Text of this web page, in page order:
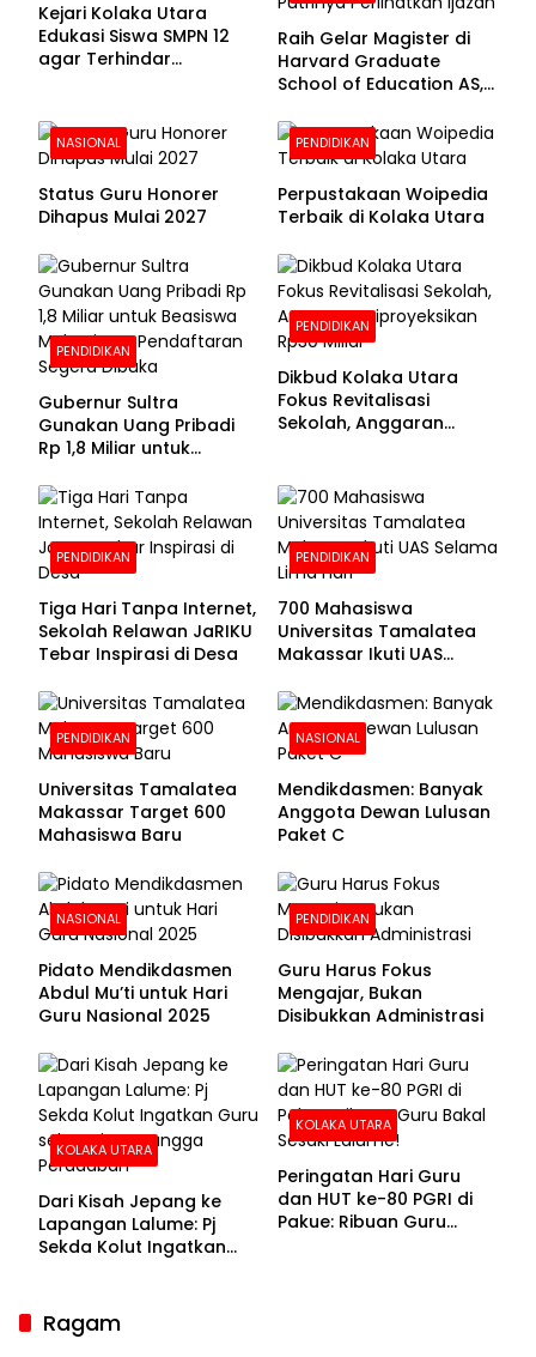
Kejari Kolaka Utara
Edukasi Siswa SMPN 12
agar Terhindar
Raih Gelar Magister di
Harvard Graduate
School of Education AS,
Foto Putrinya Perlihatkan
Ijazah
NASIONAL
Status Guru Honorer
Dihapus Mulai 2027
PENDIDIKAN
Perpustakaan Woipedia
Terbaik di Kolaka Utara
PENDIDIKAN
Gubernur Sultra
Gunakan Uang Pribadi
Rp 1,8 Miliar untuk
Pendaftaran Segera
Dibuka
PENDIDIKAN
Dikbud Kolaka Utara
Fokus Revitalisasi
Sekolah, Anggaran
PENDIDIKAN
Tiga Hari Tanpa Internet,
Sekolah Relawan JaRIKU
Tebar Inspirasi di Desa
PENDIDIKAN
700 Mahasiswa
Universitas Tamalatea
Makassar Ikuti UAS
PENDIDIKAN
Universitas Tamalatea
Makassar Target 600
Mahasiswa Baru
NASIONAL
Mendikdasmen: Banyak
Anggota Dewan Lulusan
Paket C
NASIONAL
Pidato Mendikdasmen
Abdul Mu’ti untuk Hari
Guru Nasional 2025
PENDIDIKAN
Guru Harus Fokus
Mengajar, Bukan
Disibukkan Administrasi
KOLAKA UTARA
Dari Kisah Jepang ke
Lapangan Lalume: Pj
Sekda Kolut Ingatkan
KOLAKA UTARA
Peringatan Hari Guru
dan HUT ke-80 PGRI di
Pakue: Ribuan Guru
Ragam
Sekda Kolaka Utara Hadiri RUPSLB BPR Bahteramas,